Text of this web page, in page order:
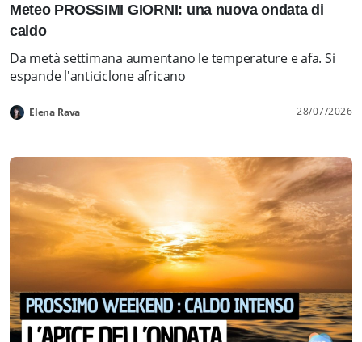
Meteo PROSSIMI GIORNI: una nuova ondata di
caldo
Da metà settimana aumentano le temperature e afa. Si
espande l'anticiclone africano
Elena Rava 28/07/2026